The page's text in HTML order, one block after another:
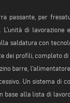
passante, per
di
saldatura con
dei profili, completo
barre,
Un sistema di
alla lista di